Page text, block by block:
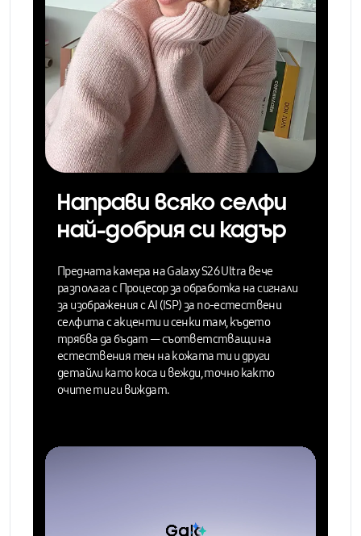
Направи всяко селфи
най-добрия си кадър
Предната камера на Galaxy S26 Ultra вече
разполага сПроцесор за обработка на сигнали
за изображения с AI (ISP)за по-естествени
селфита с акценти и сенки там, където
трябва да бъдат —съответстващи на
естествения тен на кожата ти и други
детайли като коса и вежди,точно както
очите ти ги виждат.